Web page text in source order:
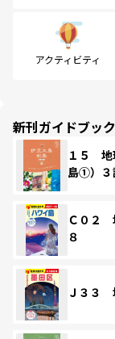
アクティビティ
新刊ガイドブック
１５ 地
島①）３
Ｃ０２
８
Ｊ３３